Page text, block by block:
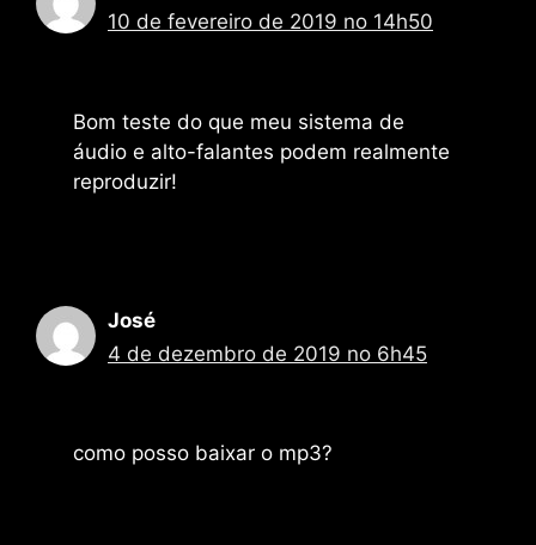
10 de fevereiro de 2019 no 14h50
Bom teste do que meu sistema de
áudio e alto-falantes podem realmente
reproduzir!
José
4 de dezembro de 2019 no 6h45
como posso baixar o mp3?